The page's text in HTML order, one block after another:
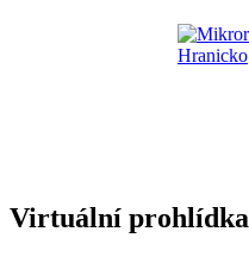
Virtuální prohlídka